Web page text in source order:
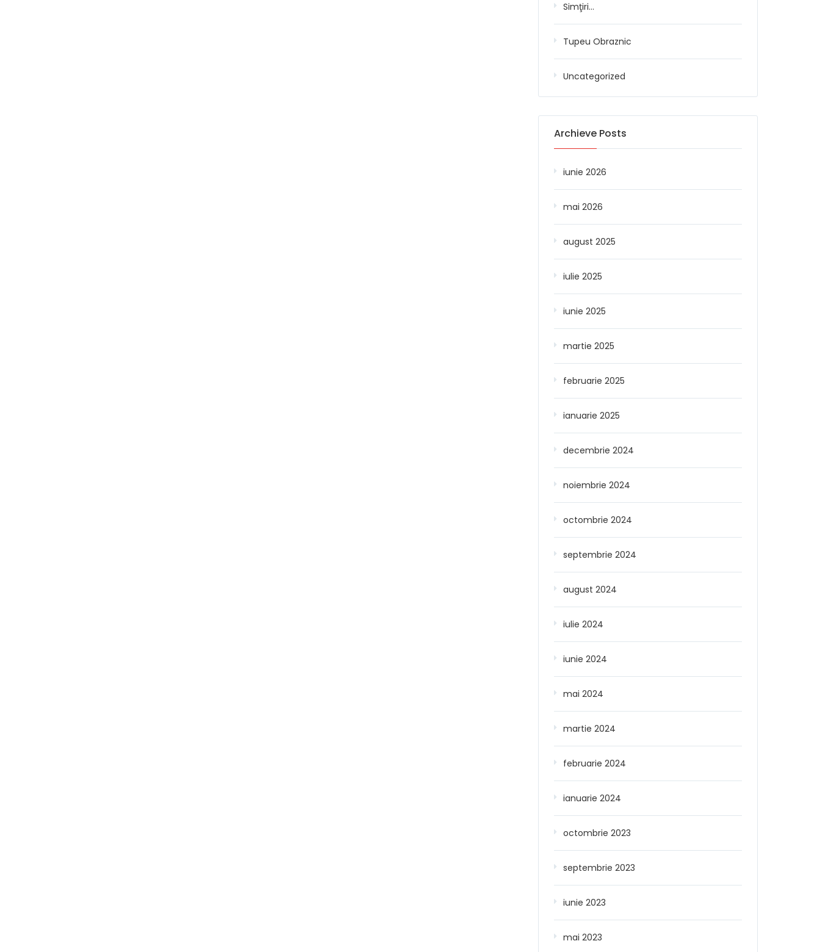
Simţiri…
Tupeu Obraznic
Uncategorized
Archieve Posts
iunie 2026
mai 2026
august 2025
iulie 2025
iunie 2025
martie 2025
februarie 2025
ianuarie 2025
decembrie 2024
noiembrie 2024
octombrie 2024
septembrie 2024
august 2024
iulie 2024
iunie 2024
mai 2024
martie 2024
februarie 2024
ianuarie 2024
octombrie 2023
septembrie 2023
iunie 2023
mai 2023